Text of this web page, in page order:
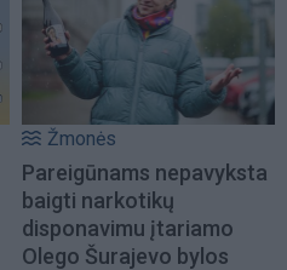
Žmonės
Pareigūnams nepavyksta
baigti narkotikų
disponavimu įtariamo
Olego Šurajevo bylos